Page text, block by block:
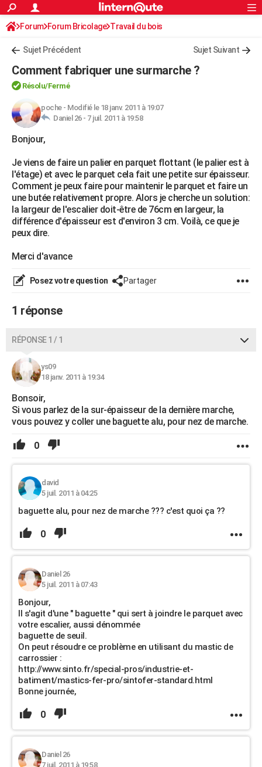
ACTUALITÉS
Politique
Société
Faits Divers
Education
Monde
Villes
+
Programme TV
TNTStreaming
Cinéma
Sorties cinéma
Musique
+FINANCE
Retraite
Impôts
Epargne
Immobilier
Risques naturels par ville
Banque
Assurance
Crédit
AUTO
Essais
Réserver un essai
Citadines
Berlines
SUV
Forum auto
BRICOLAGE
Forum
Aménagement intérieur
Extérieur
Cuisine
Salle de bains
Jardinage
Rangement
WEEK-END
Guides de France
Escapades
Patrimoine
Expositions
Musées
Week-end nature
+LIFESTYLE
Art de vivre
Bien-être
Loisirs
Mode
Modes de vie
SANTE
VOYAGE
Destinations
City break
Voyage nature
Voyage de noces
Forum
Climat
PHOTO
Carte de Noël
Carte Bonne année
Carte Saint-Valentin
Carte Pâques
Carte d'anniversaire
DICTIONNAIRE
Dictionnaire
Biographies
Citations
Expressions
Proverbes
PROGRAMME TV
COPAINS D'AVANT
S'inscrire
Se connecter
Lycées
Collèges
Primaires
Universités
Entreprises
Service militaire
Avis de recherche
AVIS DE DÉCÈS
FORUM
Bricolage
Lifestyle
Culture
Sport
Auto
Television
Voyage
Cinema
S'inscrire
Connexion
Forum Forum Bricolage Travail du bois
Sujet Précédent Sujet Suivant
Comment fabriquer une surmarche ?
Résolu/Fermé
poche- Modifié le 18 janv. 2011 à 19:07
Daniel 26 - 7 juil. 2011 à 19:58
Bonjour,
Je viens de faire un palier en parquet flottant (le palier est à
l'étage) et avec le parquet cela fait une petite sur épaisseur.
Comment je peux faire pour maintenir le parquet et faire un
une butée relativement propre. Alors je cherche un solution:
la largeur de l'escalier doit-être de 76cm en largeur, la
différence d'épaisseur est d'environ 3 cm. Voilà, ce que je
peux dire.
Merci d'avance
Posez votre question Partager
1 réponse
RÉPONSE 1 / 1
ys09
18 janv. 2011 à 19:34
Bonsoir,
Si vous parlez de la sur-épaisseur de la dernière marche,
vous pouvez y coller une baguette alu, pour nez de marche.
0
david
5 juil. 2011 à 04:25
baguette alu, pour nez de marche ??? c'est quoi ça ??
0
Daniel 26
5 juil. 2011 à 07:43
Bonjour,
Il s'agit d'une " baguette " qui sert à joindre le parquet avec
votre escalier, aussi dénommée
baguette de seuil.
On peut résoudre ce problème en utilisant du mastic de
carrossier :
http://www.sinto.fr/special-pros/industrie-et-
batiment/mastics-fer-pro/sintofer-standard.html
Bonne journée,
0
Daniel 26
7 juil. 2011 à 19:58